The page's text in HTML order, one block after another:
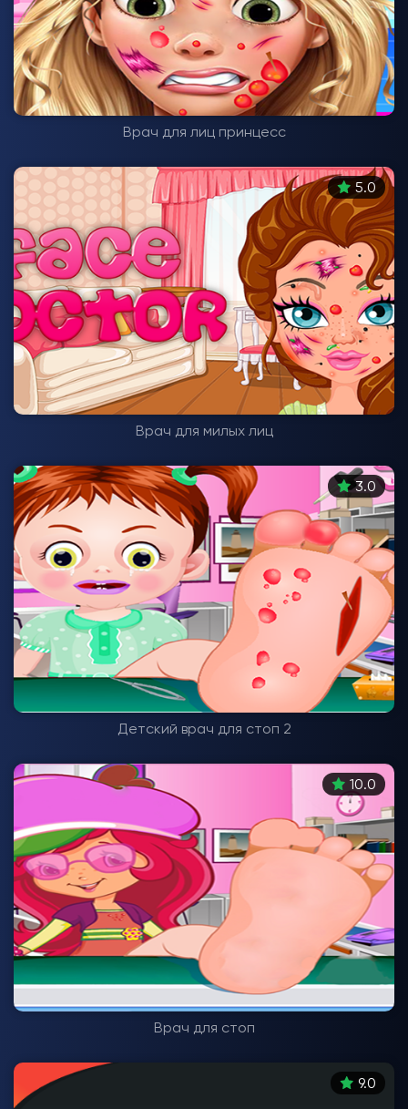
Врач для лиц принцесс
5.0
Врач для милых лиц
3.0
Детский врач для стоп 2
10.0
Врач для стоп
9.0